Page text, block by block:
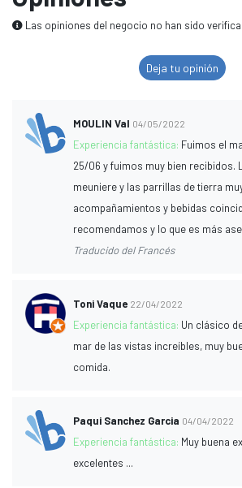
Las opiniones del negocio no han sido
Deja tu opinión
MOULIN Val 04/05/2022
Experiencia fantástica: Fuimos el
25/06 y fuimos muy bien recibidos.
meuniere y las parrillas de tierra
acompañamientos y bebidas
recomendamos y lo que es más
Traducido del Francés
Toni Vaque 22/04/2022
Experiencia fantástica: Un clásico
mar de las vistas increíbles, muy
comida.
Paqui Sanchez Garcia 04/04/2022
Experiencia fantástica: Muy buena
excelentes ...